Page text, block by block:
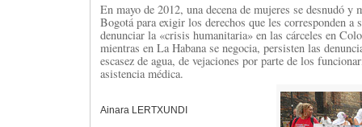
En mayo de 2012, una decena de mujeres se desnudó y
Bogotá para exigir los derechos que les corresponden a
denunciar la «crisis humanitaria» en las cárceles en
mientras en La Habana se negocia, persisten las
escasez de agua, de vejaciones por parte de los
asistencia médica.
Ainara LERTXUNDI